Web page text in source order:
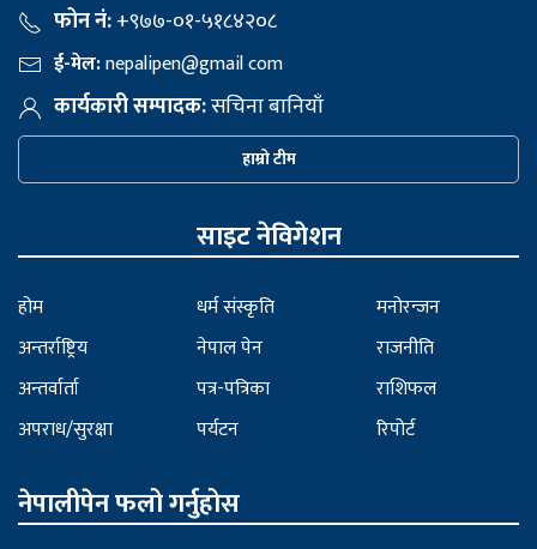
फोन नं:+९७७-०१-५१८४२०८
ई-मेल:nepalipen@gmail com
कार्यकारी सम्पादक:सचिना बानियाँ
हाम्रो टीम
साइट नेविगेशन
होम
अन्तर्राष्ट्रिय
अन्तर्वार्ता
अपराध/सुरक्षा
धर्म संस्कृति
नेपाल पेन
पत्र-पत्रिका
पर्यटन
मनोरन्जन
राजनीति
राशिफल
रिपोर्ट
नेपालीपेन फलो गर्नुहोस